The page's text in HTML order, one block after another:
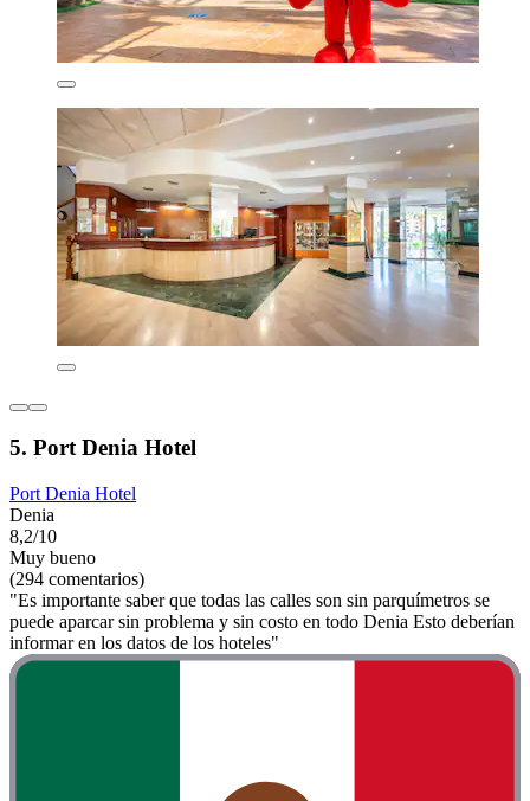
5. Port Denia Hotel
Port Denia Hotel
Denia
8,2/10
Muy bueno
(294 comentarios)
"Es importante saber que todas las calles son sin parquímetros se
puede aparcar sin problema y sin costo en todo Denia Esto deberían
informar en los datos de los hoteles"